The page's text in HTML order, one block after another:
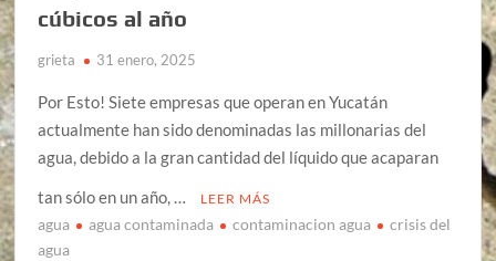
cúbicos al año
grieta 31 enero, 2025
Por Esto! Siete empresas que operan en Yucatán
actualmente han sido denominadas las millonarias del
agua, debido a la gran cantidad del líquido que acaparan
tan sólo en un año, …
LEER MÁS
agua agua contaminada contaminacion agua
crisis del
agua